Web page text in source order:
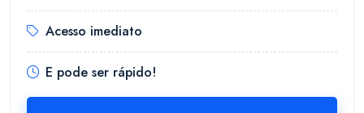
Acesso imediato
E pode ser rápido!